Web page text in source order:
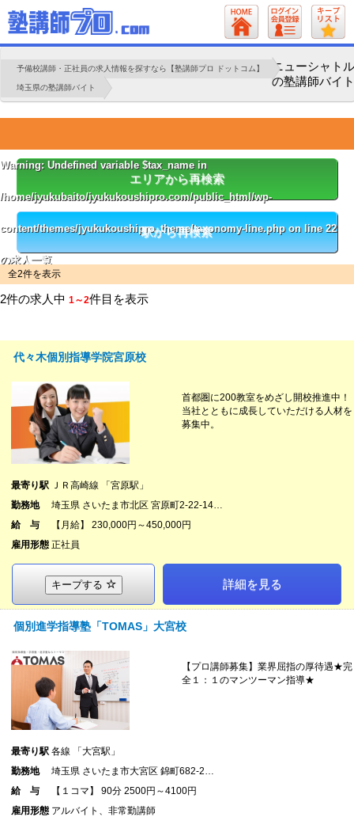
予備校講師・正社員の求人情報を探すなら【塾講師プロ ドットコム】
埼玉県の塾講師バイト
ニューシャトル
の塾講師バイト
Warning: Undefined variable $tax_name in
/home/jyukubaito/jyukukoushipro.com/public_html/wp-
content/themes/jyukukoushipro_theme/taxonomy-line.phpon line 22
の求人一覧
エリアから再検索
駅から再検索
全2件を表示
2件の求人中 1～2件目を表示
代々木個別指導学院宮原校
首都圏に200教室をめざし開校推進中！
当社とともに成長していただける人材を
募集中。
最寄り駅 ＪＲ高崎線 「宮原駅」
勤務地
埼玉県 さいたま市北区 宮原町2-22-14…
給 与
【月給】 230,000円～450,000円
雇用形態 正社員
キープする 詳細を見る
個別進学指導塾「TOMAS」大宮校
【プロ講師募集】業界屈指の厚待遇★完
全１：１のマンツーマン指導★
最寄り駅 各線 「大宮駅」
勤務地
埼玉県 さいたま市大宮区 錦町682-2…
給 与
【１コマ】 90分 2500円～4100円
雇用形態 アルバイト、非常勤講師